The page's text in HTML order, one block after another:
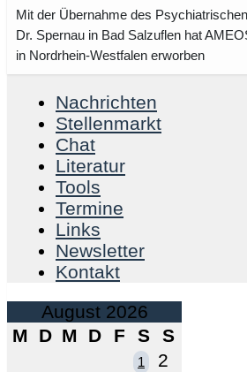
Mit der Übernahme des
Dr. Spernau in Bad Salzuflen hat
in Nordrhein-Westfalen erworben
Nachrichten
Stellenmarkt
Chat
Literatur
Tools
Termine
Links
Newsletter
Kontakt
August 2026
M
D M D F S S
1 2